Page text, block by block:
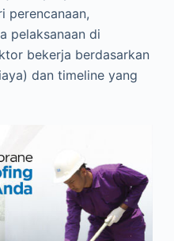
perencanaan,
pelaksanaan di
bekerja berdasarkan
dan timeline yang